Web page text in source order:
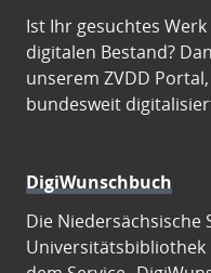
Ist Ihr gesuchtes
digitalen Bestand?
unserem ZVDD
bundesweit
DigiWunschbuch
Die Niedersächsische
Universitätsbibliothek